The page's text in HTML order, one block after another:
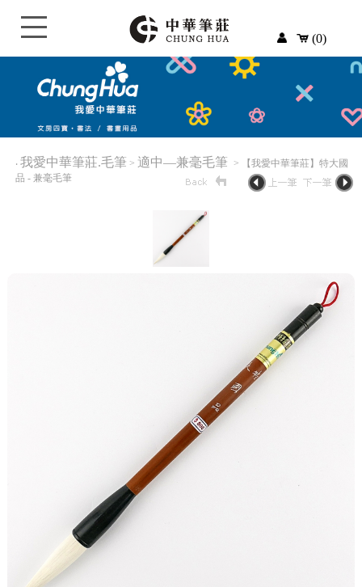
(0)
‧ 我愛中華筆莊.毛筆 > 適中—兼毫毛筆
> 【我愛中華筆莊】特大國
品 - 兼毫毛筆